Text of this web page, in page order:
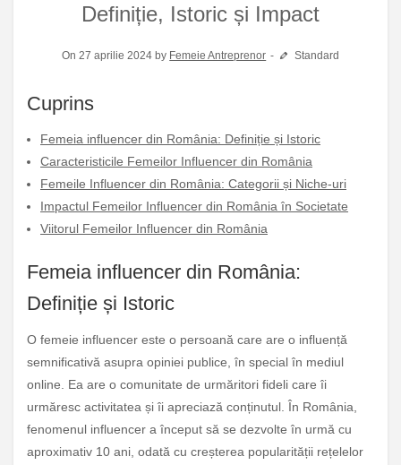
Definiție, Istoric și Impact
On 27 aprilie 2024 by Femeie Antreprenor Standard
Cuprins
Femeia influencer din România: Definiție și Istoric
Caracteristicile Femeilor Influencer din România
Femeile Influencer din România: Categorii și Niche-uri
Impactul Femeilor Influencer din România în Societate
Viitorul Femeilor Influencer din România
Femeia influencer din România:
Definiție și Istoric
O femeie influencer este o persoană care are o influență
semnificativă asupra opiniei publice, în special în mediul
online. Ea are o comunitate de urmăritori fideli care îi
urmăresc activitatea și îi apreciază conținutul. În România,
fenomenul influencer a început să se dezvolte în urmă cu
aproximativ 10 ani, odată cu creșterea popularității rețelelor